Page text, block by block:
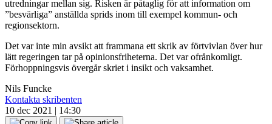
utredningar mellan sig. Risken är påtaglig för att information om
”besvärliga” anställda sprids inom till exempel kommun- och
regionsektorn.
Det var inte min avsikt att frammana ett skrik av förtvivlan över hur
lätt regeringen tar på opinionsfriheterna. Det var ofrånkomligt.
Förhoppningsvis övergår skriet i insikt och vaksamhet.
Nils Funcke
Kontakta skribenten
10 dec 2021 | 14:30